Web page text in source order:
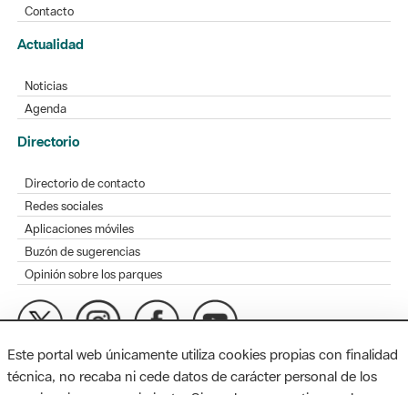
Contacto
Actualidad
Noticias
Agenda
Directorio
Directorio de contacto
Redes sociales
Aplicaciones móviles
Buzón de sugerencias
Opinión sobre los parques
MAPA WEB AVISO LEGAL ACCESIBILIDAD
Este portal web únicamente utiliza cookies propias con finalidad
técnica, no recaba ni cede datos de carácter personal de los